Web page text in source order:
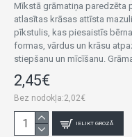
Mīkstā grāmatiņa paredzēta
atlasītas krāsas attīsta
pīkstulis, kas piesaistīs
formas, vārdus un krāsu
stiepšanu un mīcīšanu.
2,45€
Bez nodokļa:2,02€
IELIKT GROZĀ